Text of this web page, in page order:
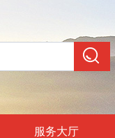
服务大厅